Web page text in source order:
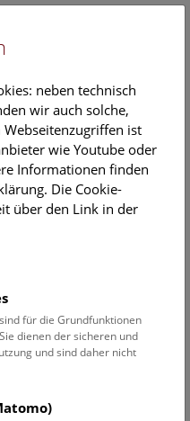
EN
und
neben technisch
wir auch solche,
ist
wie Youtube oder
Informationen finden
Die Cookie-
über den Link in der
für die Grundfunktionen
dienen der sicheren und
und sind daher nicht